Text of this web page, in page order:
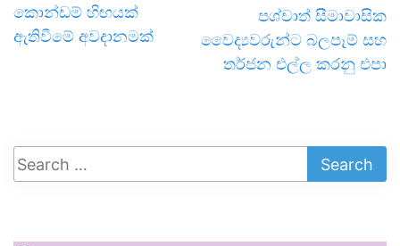
කොන්ඩම් හිඟයක්
ඇතිවීමේ අවදානමක්
පශ්චාත් සීමාවාසික
වෛද්‍යවරුන්ට බලපෑම් සහ
තර්ජන එල්ල කරනු එපා